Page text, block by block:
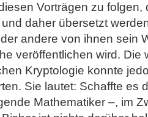
Vorträgen zu folgen,
daher übersetzt
andere von ihnen sein
veröffentlichen wird. Die
Kryptologie konnte
Sie lautet: Schaffte es
Mathematiker –, im